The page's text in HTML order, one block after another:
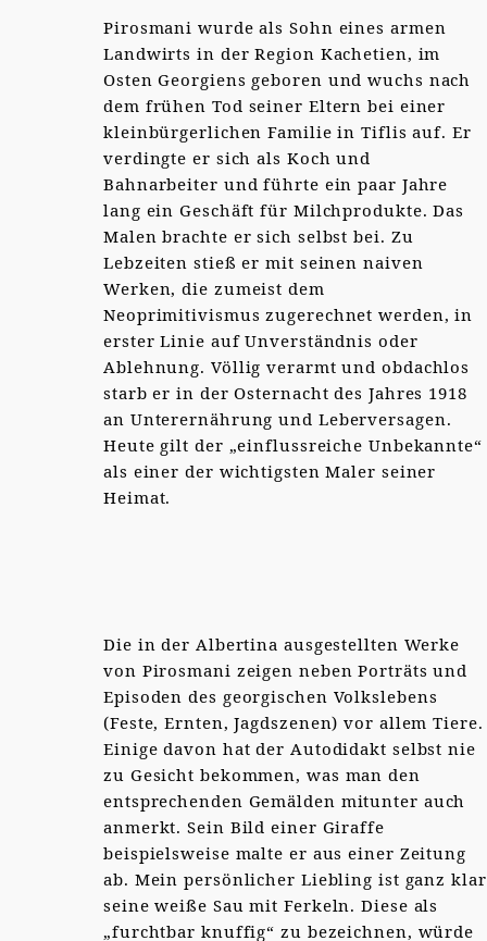
Pirosmani wurde als Sohn eines armen
Landwirts in der Region Kachetien, im
Osten Georgiens geboren und wuchs nach
dem frühen Tod seiner Eltern bei einer
kleinbürgerlichen Familie in Tiflis auf. Er
verdingte er sich als Koch und
Bahnarbeiter und führte ein paar Jahre
lang ein Geschäft für Milchprodukte. Das
Malen brachte er sich selbst bei. Zu
Lebzeiten stieß er mit seinen naiven
Werken, die zumeist dem
Neoprimitivismus zugerechnet werden, in
erster Linie auf Unverständnis oder
Ablehnung. Völlig verarmt und obdachlos
starb er in der Osternacht des Jahres 1918
an Unterernährung und Leberversagen.
Heute gilt der „einflussreiche Unbekannte“
als einer der wichtigsten Maler seiner
Heimat.
Die in der Albertina ausgestellten Werke
von Pirosmani zeigen neben Porträts und
Episoden des georgischen Volkslebens
(Feste, Ernten, Jagdszenen) vor allem Tiere.
Einige davon hat der Autodidakt selbst nie
zu Gesicht bekommen, was man den
entsprechenden Gemälden mitunter auch
anmerkt. Sein Bild einer Giraffe
beispielsweise malte er aus einer Zeitung
ab. Mein persönlicher Liebling ist ganz klar
seine weiße Sau mit Ferkeln. Diese als
„furchtbar knuffig“ zu bezeichnen, würde